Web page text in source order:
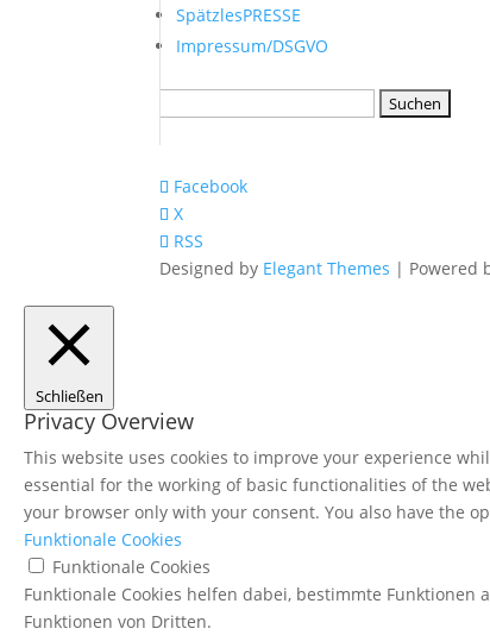
SpätzlesPRESSE
Impressum/DSGVO
Facebook
X
RSS
Designed by Elegant Themes | Powered
Schließen
Privacy Overview
This website uses cookies to improve your experience
essential for the working of basic functionalities of the
your browser only with your consent. You also have the
Funktionale Cookies
Funktionale Cookies
Funktionale Cookies helfen dabei, bestimmte
Funktionen von Dritten.